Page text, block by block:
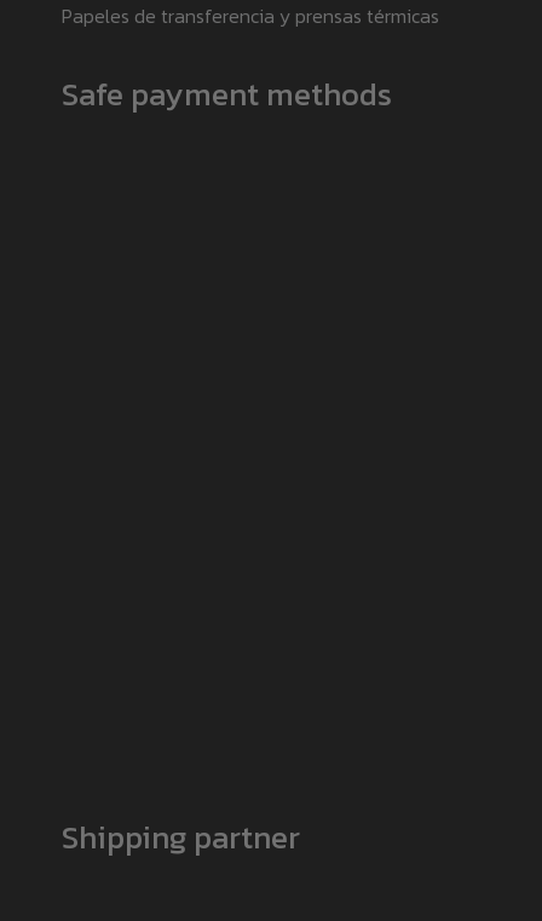
Papeles de transferencia y prensas térmicas
Safe payment methods
Shipping partner